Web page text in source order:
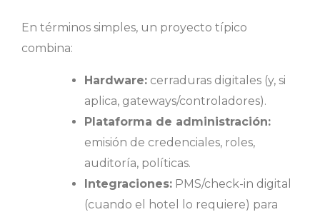
En términos simples, un proyecto típico
combina:
Hardware: cerraduras digitales (y, si
aplica, gateways/controladores).
Plataforma de administración:
emisión de credenciales, roles,
auditoría, políticas.
Integraciones: PMS/check-in digital
(cuando el hotel lo requiere) para